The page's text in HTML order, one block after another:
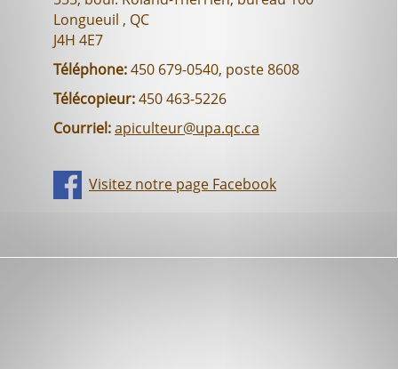
Longueuil , QC
J4H 4E7
Téléphone:450 679-0540, poste 8608
Télécopieur:450 463-5226
Courriel:apiculteur@upa.qc.ca
Visitez notre page Facebook